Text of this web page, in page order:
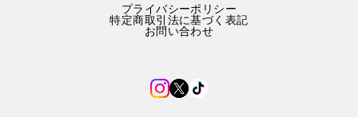
プライバシーポリシー
特定商取引法に基づく表記
お問い合わせ